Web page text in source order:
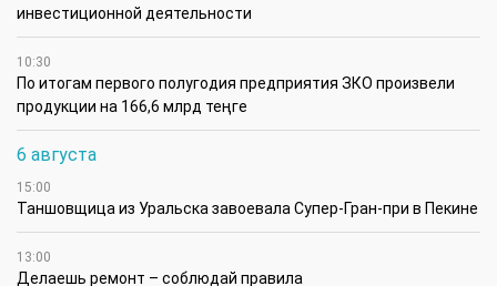
инвестиционной деятельности
10:30
По итогам первого полугодия предприятия ЗКО произвели
продукции на 166,6 млрд теңге
6 августа
15:00
Таншовщица из Уральска завоевала Супер-Гран-при в Пекине
13:00
Делаешь ремонт – соблюдай правила